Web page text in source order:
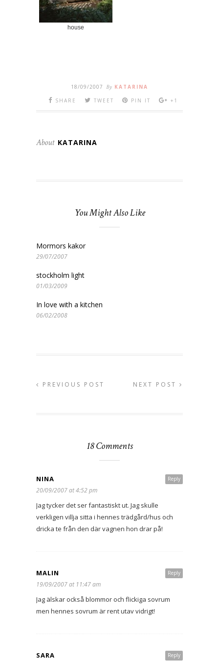
house
18/09/2007 By KATARINA
SHARE
TWEET PIN IT +1
About KATARINA
You Might Also Like
Mormors kakor
29/07/2007
stockholm light
01/03/2009
In love with a kitchen
06/02/2008
PREVIOUS POST NEXT POST
18 Comments
Reply
NINA
20/09/2007 at 4:52 pm
Jag tycker det ser fantastiskt ut. Jag skulle
verkligen villja sitta i hennes trädgård/hus och
dricka te från den där vagnen hon drar på!
Reply
MALIN
19/09/2007 at 11:47 am
Jag älskar också blommor och flickiga sovrum
men hennes sovrum är rent utav vidrigt!
Reply
SARA